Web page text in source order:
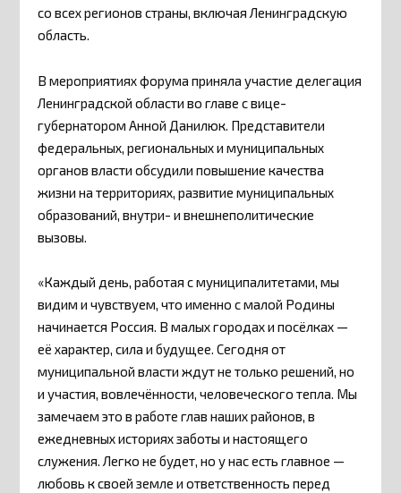
со всех регионов страны, включая Ленинградскую
область.
В мероприятиях форума приняла участие делегация
Ленинградской области во главе с вице-
губернатором Анной Данилюк. Представители
федеральных, региональных и муниципальных
органов власти обсудили повышение качества
жизни на территориях, развитие муниципальных
образований, внутри- и внешнеполитические
вызовы.
«Каждый день, работая с муниципалитетами, мы
видим и чувствуем, что именно с малой Родины
начинается Россия. В малых городах и посёлках —
её характер, сила и будущее. Сегодня от
муниципальной власти ждут не только решений, но
и участия, вовлечённости, человеческого тепла. Мы
замечаем это в работе глав наших районов, в
ежедневных историях заботы и настоящего
служения. Легко не будет, но у нас есть главное —
любовь к своей земле и ответственность перед